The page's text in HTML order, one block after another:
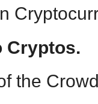
Cryptos.
the